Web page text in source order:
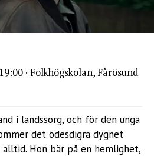
· Folkhögskolan, Fårösund
i landssorg, och för den unga
det ödesdigra dygnet
Hon bär på en hemlighet,